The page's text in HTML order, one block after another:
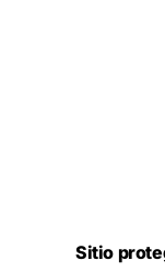
Sitio